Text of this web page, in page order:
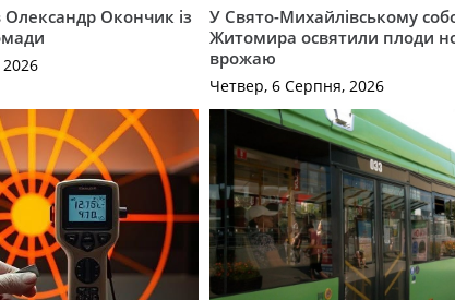
Олександр Окончик із
У Свято-Михайлівському
Житомира освятили плоди
врожаю
Четвер, 6 Серпня, 2026